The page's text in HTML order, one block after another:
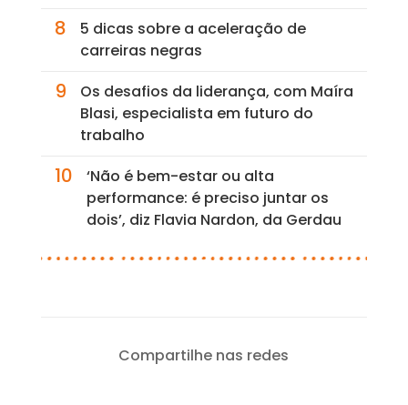
8
5 dicas sobre a aceleração de
carreiras negras
9
Os desafios da liderança, com Maíra
Blasi, especialista em futuro do
trabalho
10
‘Não é bem-estar ou alta
performance: é preciso juntar os
dois’, diz Flavia Nardon, da Gerdau
Compartilhe nas redes